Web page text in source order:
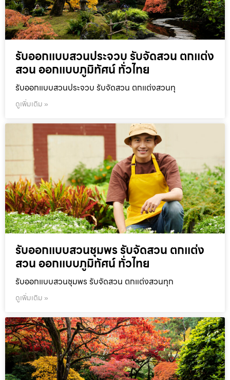
รับออกแบบสวนประจวบ รับจัดสวน ตกแต่ง
สวน ออกแบบภูมิทัศน์ ทั่วไทย
รับออกแบบสวนประจวบ รับจัดสวน ตกแต่งสวนทุ
ดูเพิ่มเติม »
รับออกแบบสวนชุมพร รับจัดสวน ตกแต่ง
สวน ออกแบบภูมิทัศน์ ทั่วไทย
รับออกแบบสวนชุมพร รับจัดสวน ตกแต่งสวนทุก
ดูเพิ่มเติม »